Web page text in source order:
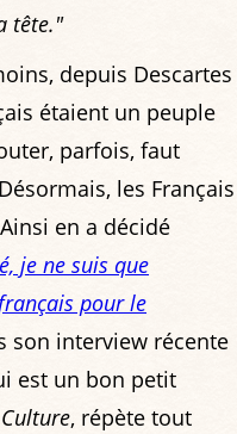
tête."
depuis Descartes
étaient un peuple
parfois, faut
les Français
en a décidé
je ne suis que
pour le
son interview récente
est un bon petit
, répète tout